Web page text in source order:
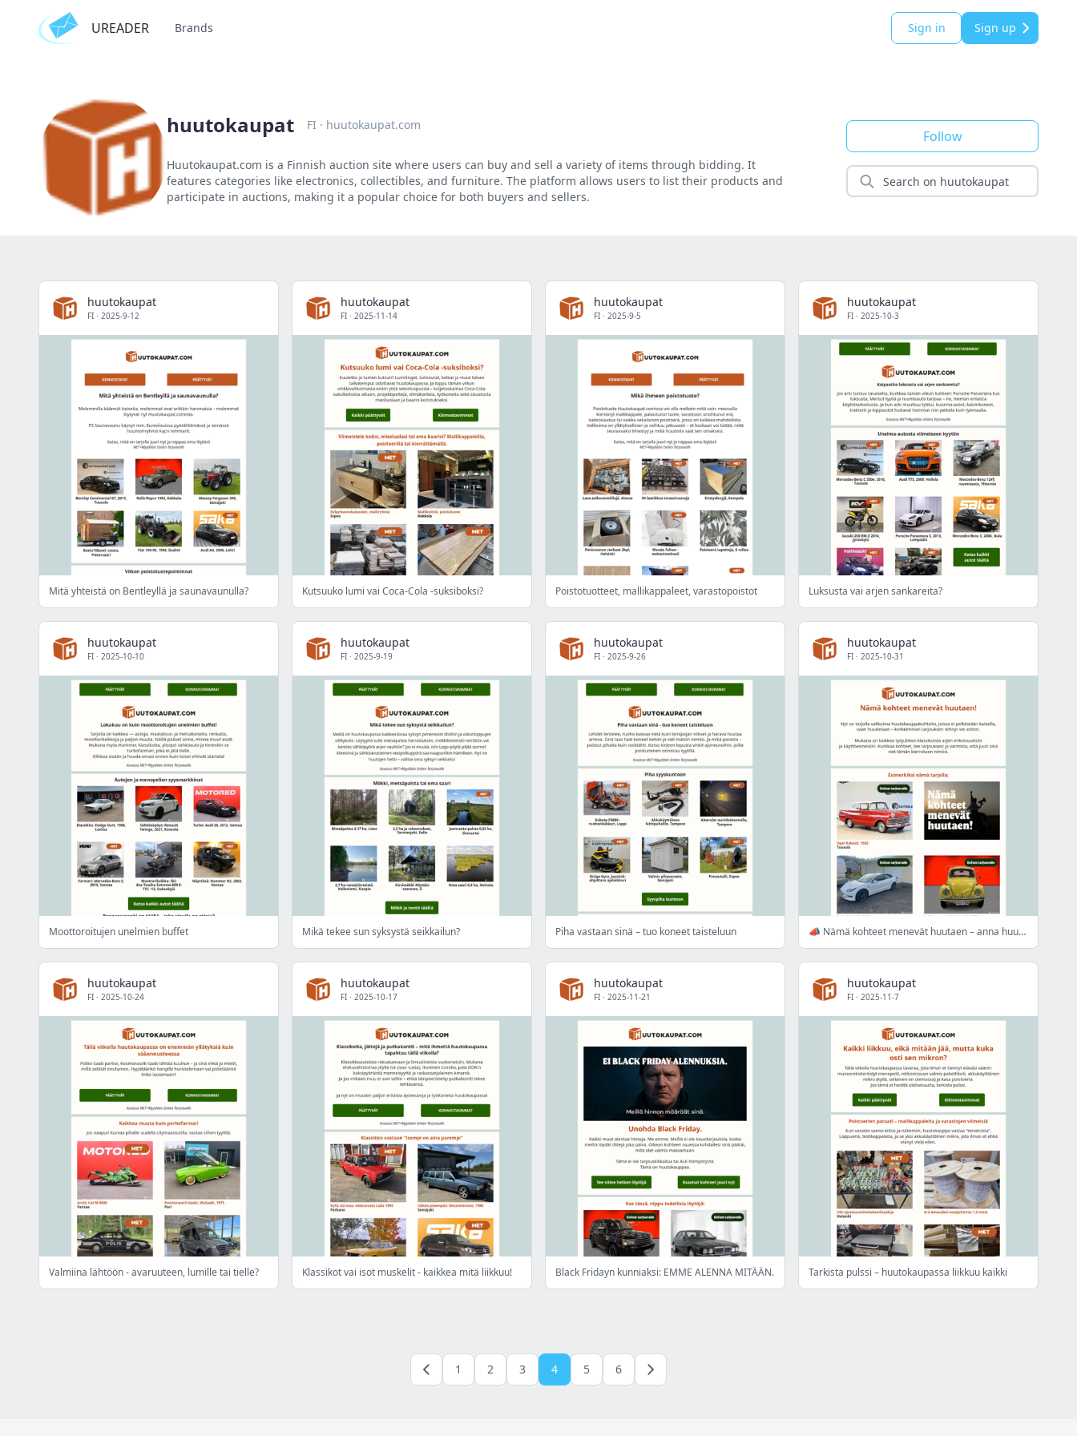
UREADER Brands Sign in Sign up
huutokaupat FI · huutokaupat.com
Huutokaupat.com is a Finnish auction site where users can buy and sell a variety of items through bidding. It
features categories like electronics, collectibles, and furniture. The platform allows users to list their products and
participate in auctions, making it a popular choice for both buyers and sellers.
Follow
huutokaupat
FI · 2025-9-12
Mitä yhteistä on Bentleyllä ja saunavaunulla?
huutokaupat
FI · 2025-11-14
Kutsuuko lumi vai Coca-Cola -suksiboksi?
huutokaupat
FI · 2025-9-5
Poistotuotteet, mallikappaleet, varastopoistot
huutokaupat
FI · 2025-10-3
Luksusta vai arjen sankareita?
huutokaupat
FI · 2025-10-10
Moottoroitujen unelmien buffet
huutokaupat
FI · 2025-9-19
Mikä tekee sun syksystä seikkailun?
huutokaupat
FI · 2025-9-26
Piha vastaan sinä – tuo koneet taisteluun
huutokaupat
FI · 2025-10-31
📣 Nämä kohteet menevät huutaen – anna huutosi nyt! 📣
huutokaupat
FI · 2025-10-24
Valmiina lähtöön - avaruuteen, lumille tai tielle?
huutokaupat
FI · 2025-10-17
Klassikot vai isot muskelit - kaikkea mitä liikkuu!
huutokaupat
FI · 2025-11-21
Black Fridayn kunniaksi: EMME ALENNA MITÄÄN.
huutokaupat
FI · 2025-11-7
Tarkista pulssi – huutokaupassa liikkuu kaikki
1 2 3 4 5 6